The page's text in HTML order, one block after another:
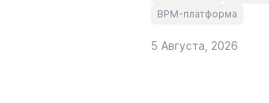
BPM-платформа
5 Августа, 2026